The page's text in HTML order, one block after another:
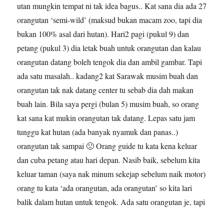
utan mungkin tempat ni tak idea bagus.. Kat sana dia ada 27
orangutan ‘semi-wild’ (maksud bukan macam zoo, tapi dia
bukan 100% asal dari hutan). Hari2 pagi (pukul 9) dan
petang (pukul 3) dia letak buah untuk orangutan dan kalau
orangutan datang boleh tengok dia dan ambil gambar. Tapi
ada satu masalah.. kadang2 kat Sarawak musim buah dan
orangutan tak nak datang center tu sebab dia dah makan
buah lain. Bila saya pergi (bulan 5) musim buah, so orang
kat sana kat mukin orangutan tak datang. Lepas satu jam
tunggu kat hutan (ada banyak nyamuk dan panas..)
orangutan tak sampai 🙁 Orang guide tu kata kena keluar
dan cuba petang atau hari depan. Nasib baik, sebelum kita
keluar taman (saya nak minum sekejap sebelum naik motor)
orang tu kata ‘ada orangutan, ada orangutan’ so kita lari
balik dalam hutan untuk tengok. Ada satu orangutan je, tapi